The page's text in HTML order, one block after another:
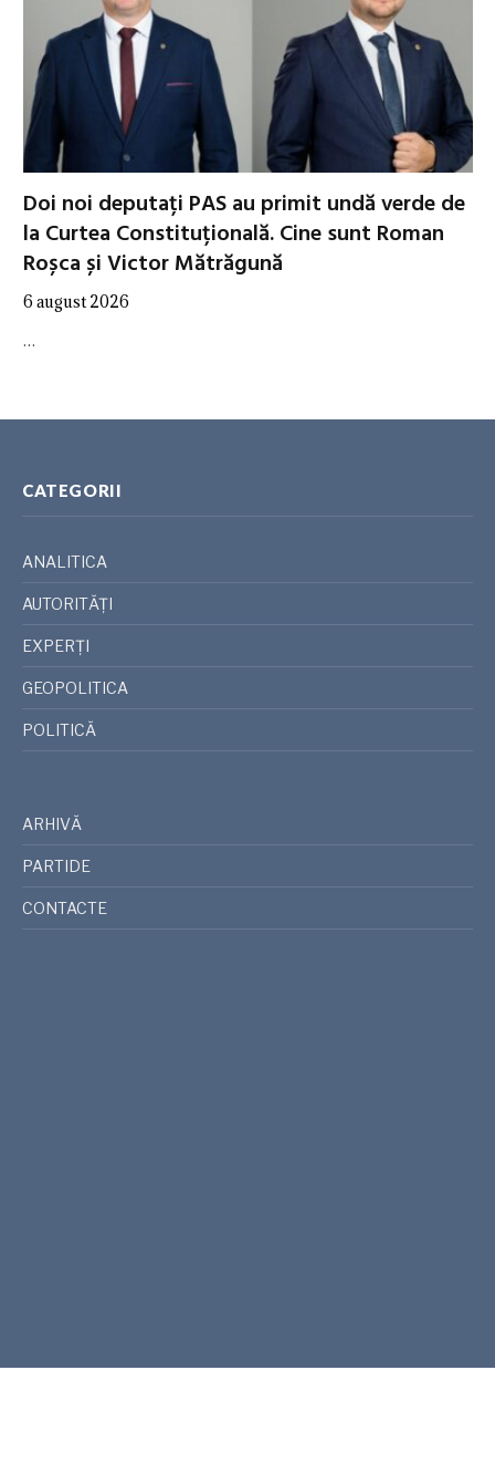
Doi noi deputați PAS au primit undă verde de
la Curtea Constituțională. Cine sunt Roman
Roșca și Victor Mătrăgună
6 august 2026
…
CATEGORII
ANALITICA
AUTORITĂȚI
EXPERȚI
GEOPOLITICA
POLITICĂ
ARHIVĂ
PARTIDE
CONTACTE